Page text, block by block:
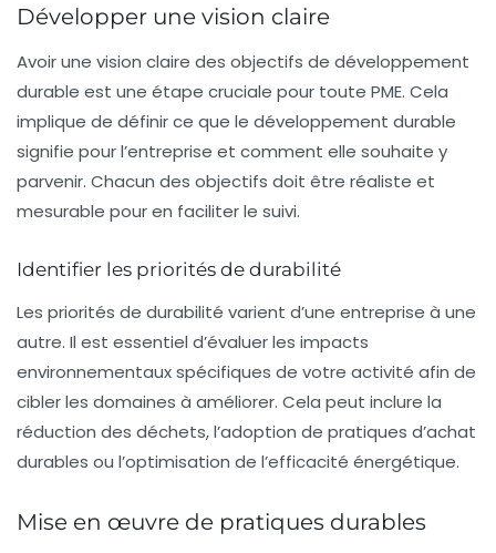
Développer une vision claire
Avoir une vision claire des objectifs de développement
durable est une étape cruciale pour toute PME. Cela
implique de définir ce que le développement durable
signifie pour l’entreprise et comment elle souhaite y
parvenir. Chacun des objectifs doit être réaliste et
mesurable pour en faciliter le suivi.
Identifier les priorités de durabilité
Les priorités de durabilité varient d’une entreprise à une
autre. Il est essentiel d’évaluer les impacts
environnementaux spécifiques de votre activité afin de
cibler les domaines à améliorer. Cela peut inclure la
réduction des déchets, l’adoption de pratiques d’achat
durables ou l’optimisation de l’efficacité énergétique.
Mise en œuvre de pratiques durables